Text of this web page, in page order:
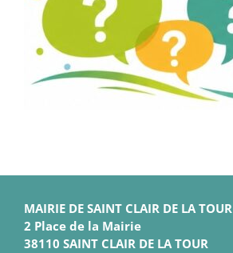
MAIRIE DE SAINT CLAIR DE LA TOUR
2 Place de la Mairie
38110 SAINT CLAIR DE LA TOUR